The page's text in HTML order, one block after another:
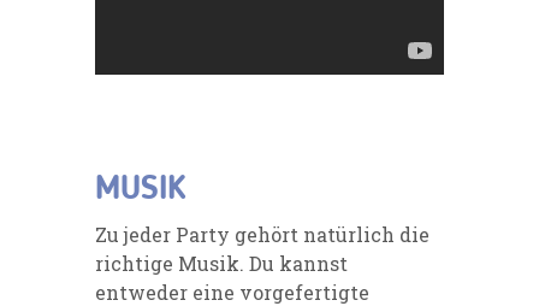
MUSIK
Zu jeder Party gehört natürlich die
richtige Musik. Du kannst
entweder eine vorgefertigte